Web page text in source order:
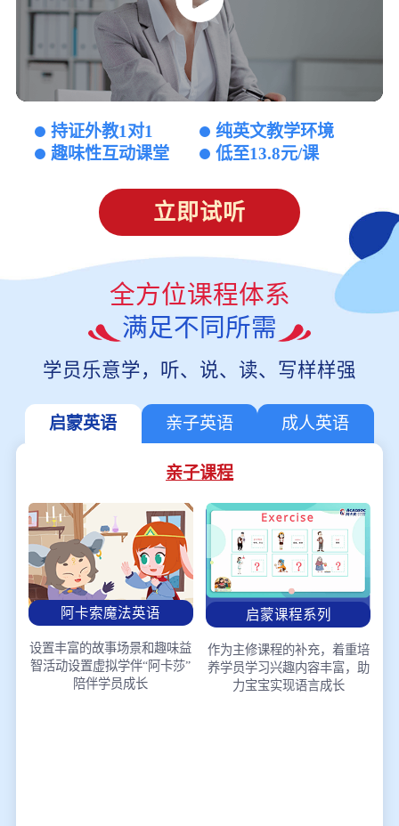
持证外教1对1
纯英文教学环境
趣味性互动课堂
低至13.8元/课
立即试听
全方位课程体系
满足不同所需
学员乐意学，听、说、读、写样样强
启蒙英语 亲子英语 成人英语
亲子课程
阿卡索魔法英语
设置丰富的故事场景和趣味益
智活动设置虚拟学伴“阿卡莎”
陪伴学员成长
启蒙课程系列
作为主修课程的补充，着重培
养学员学习兴趣内容丰富，助
力宝宝实现语言成长